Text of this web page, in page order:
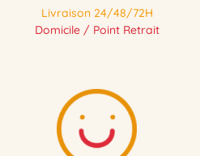
Livraison 24/48/72H
Domicile / Point Retrait